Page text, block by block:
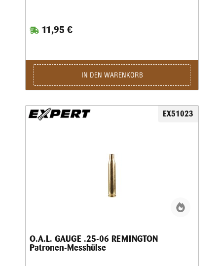
11,95 €
IN DEN WARENKORB
EX51023
O.A.L. GAUGE .25-06 REMINGTON
Patronen-Messhülse